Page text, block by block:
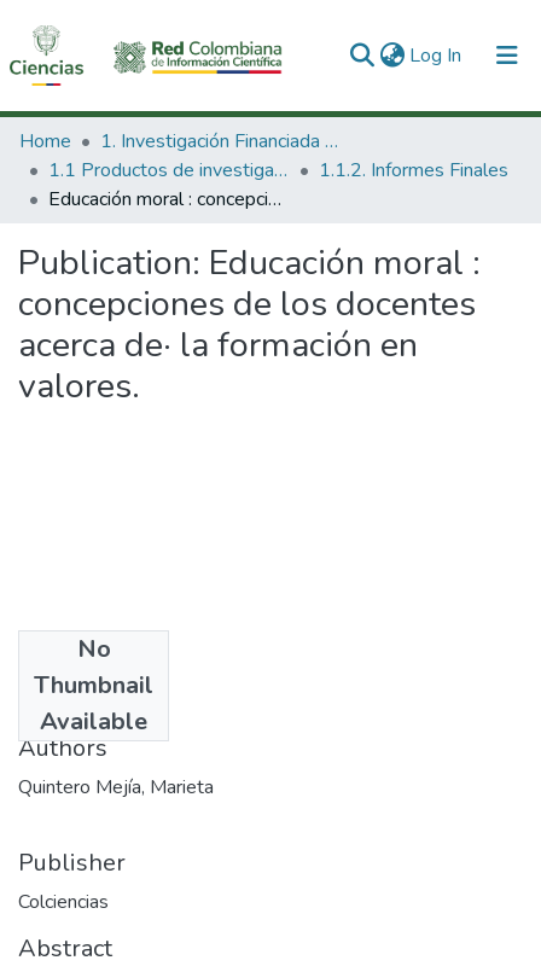
Log In (current)
Communities & Collections
All of DSpace
Home
1. Investigación Financiada con Recursos Públicos
1.1 Productos de investigación
1.1.2. Informes Finales
Educación moral : concepciones de los docentes acerca de· la formación en valores.
Publication: Educación moral :
concepciones de los docentes
acerca de· la formación en
valores.
No
Thumbnail
Available
2004-08-22
Authors
Quintero Mejía, Marieta
Publisher
Colciencias
Abstract